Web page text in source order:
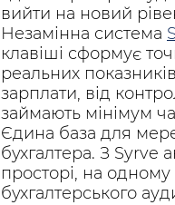
вийти на новий
Незамінна система
клавіші сформує
реальних
зарплати, від
займають мінімум
Єдина база для
бухгалтера. З Syrve
просторі, на
бухгалтерського